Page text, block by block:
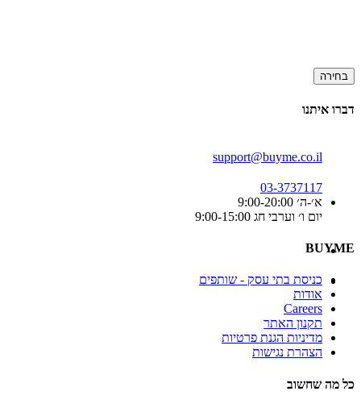
בחירה
דברו איתנו
support@buyme.co.il
03-3737117
א׳-ה׳ 9:00-20:00
יום ו׳ וערבי חג 9:00-15:00
BUYME
כניסת בתי עסק - שותפים
אודות
Careers
תקנון האתר
מדיניות הגנת פרטיות
הצהרת נגישות
כל מה שחשוב